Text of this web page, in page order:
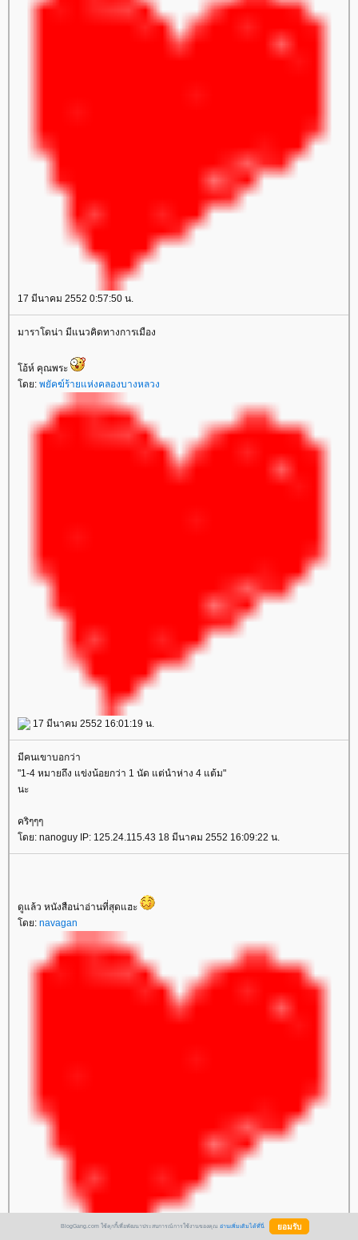
17 มีนาคม 2552 0:57:50 น.
มาราโดน่า มีแนวคิดทางการเมือง
อ้ห์ คุณพระ
ดย: พยัคฆ์ร้ายแห่งคลองบางหลวง
17 มีนาคม 2552 16:01:19 น.
มีคนเขาบอกว่า
"1-4 หมายถึง แข่งน้อยกว่า 1 นัด แต่นำห่าง 4 แต้ม"
นะ
คริๆๆๆ
ดย: nanoguy IP: 125.24.115.43 18 มีนาคม 2552 16:09:22 น.
ดูแล้ว หนังสือน่าอ่านที่สุดแฮะ
ดย: navagan
BlogGang.com ใช้คุกกี้เพื่อพัฒนาประสบการณ์การใช้งานของคุณ อ่านเพิ่มเติมได้ที่นี่